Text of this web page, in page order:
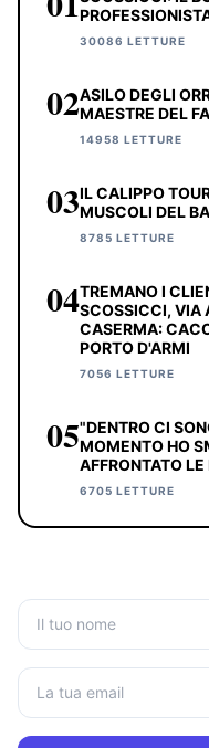
30086 LETTURE
02ASILO DEGLI
MAESTRE DEL
14958 LETTURE
03IL CALIPPO
MUSCOLI DEL
8785 LETTURE
04TREMANO I
SCOSSICCI, VIA
CASERMA:
PORTO D'ARMI
7056 LETTURE
05"DENTRO CI
MOMENTO HO
AFFRONTATO
6705 LETTURE